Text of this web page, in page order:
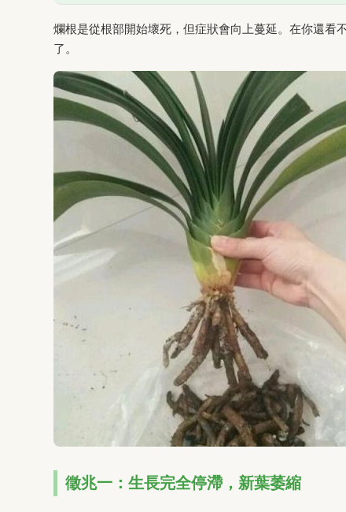
爛根是從根部開始壞死，但症狀會向上蔓延。在你還看
了。
徵兆一：生長完全停滯，新葉萎縮